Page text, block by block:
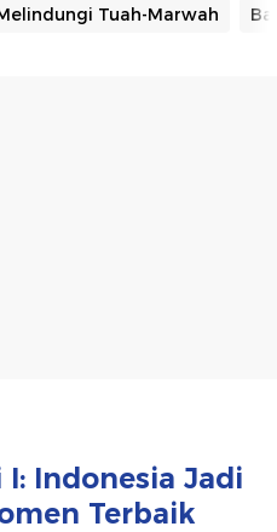
Tuah-Marwah
Indonesia Jadi
Terbaik